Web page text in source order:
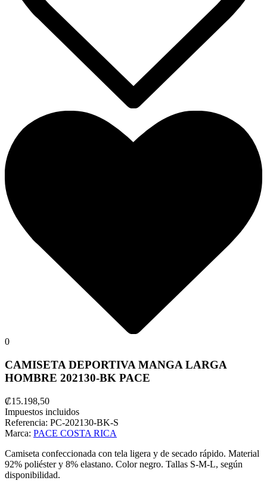
0
CAMISETA DEPORTIVA MANGA LARGA
HOMBRE 202130-BK PACE
₡15.198,50
Impuestos incluidos
Referencia: PC-202130-BK-S
Marca: PACE COSTA RICA
Camiseta confeccionada con tela ligera y de secado rápido. Material
92% poliéster y 8% elastano. Color negro. Tallas S-M-L, según
disponibilidad.